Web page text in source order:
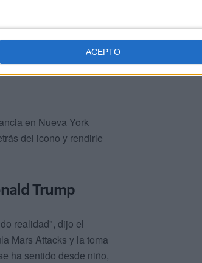
ACEPTO
en Nueva York
del icono y rendirle
Trump
realidad", dijo el
Mars Attacks y la toma
ha sentido desde niño,